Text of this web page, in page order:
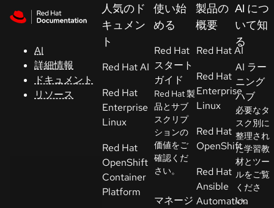
AI
詳細情報
ドキュメント
リソース
ト
コ
ン
ソ
ー
開
人気のド
キュメン
ト
Red Hat AI
Red Hat
Enterprise
Linux
Red Hat
OpenShift
Container
Platform
使い始
める
Red Hat
スタート
ガイド
Red Hat 製
品とサブ
スクリプ
ションの
価値をご
確認くだ
さい。
マネージ
製品の
概要
Red Hat AI
Red Hat
Enterprise
Linux
Red Hat
OpenShift
Red Hat
Ansible
Automation
AI につ
いて知
る
AI ラー
ニング
ハブ
必要なタ
スク別に
整理され
た学習教
材とツー
ルをご覧
くださ
い。